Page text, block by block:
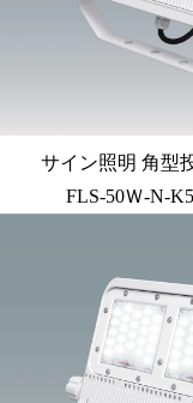
サイン照明 角型
FLS-50Ｗ-N-